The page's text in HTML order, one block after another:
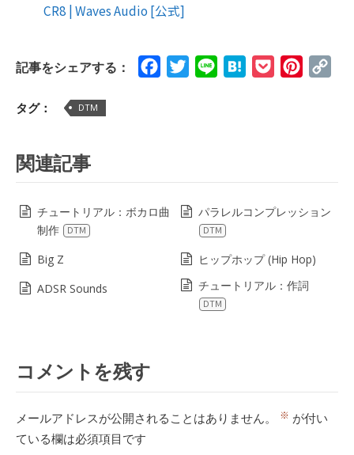
CR8 | Waves Audio [公式]
記事をシェアする： FacebookTwitterLine HatenaPocket
タグ： DTM
関連記事
チュートリアル：ボカロ曲
制作
DTM
パラレルコンプレッション
DTM
Big Z
ヒップホップ (Hip Hop)
ADSR Sounds
チュートリアル：作詞
DTM
コメントを残す
メールアドレスが公開されることはありません。 ※ が付い
ている欄は必須項目です